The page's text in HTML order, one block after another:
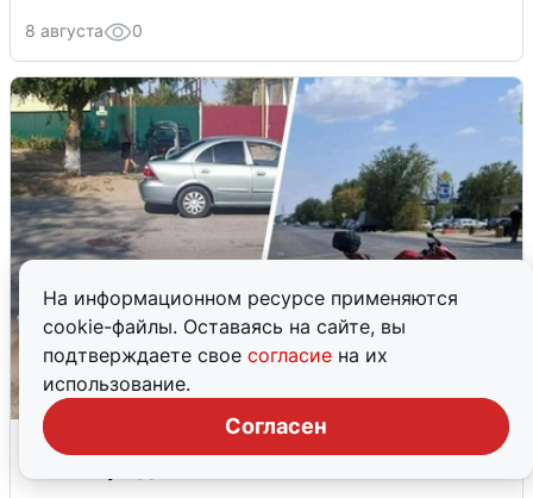
На информационном ресурсе применяются
cookie-файлы. Оставаясь на сайте, вы
подтверждаете свое согласие на их
использование.
Согласен
8 августа 0
Восемь аварий с байками за сутки в